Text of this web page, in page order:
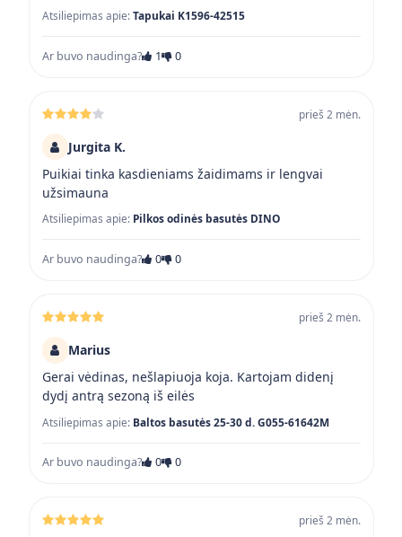
Atsiliepimas apie:Tapukai K1596-42515
Ar buvo naudinga? 1 0
prieš 2 mėn.
Jurgita K.
Puikiai tinka kasdieniams žaidimams ir lengvai
užsimauna
Atsiliepimas apie: Pilkos odinės basutės DINO
Ar buvo naudinga? 0 0
prieš 2 mėn.
Marius
Gerai vėdinas, nešlapiuoja koja. Kartojam didenį
dydį antrą sezoną iš eilės
Atsiliepimas apie: Baltos basutės 25-30 d. G055-61642M
Ar buvo naudinga? 0 0
prieš 2 mėn.